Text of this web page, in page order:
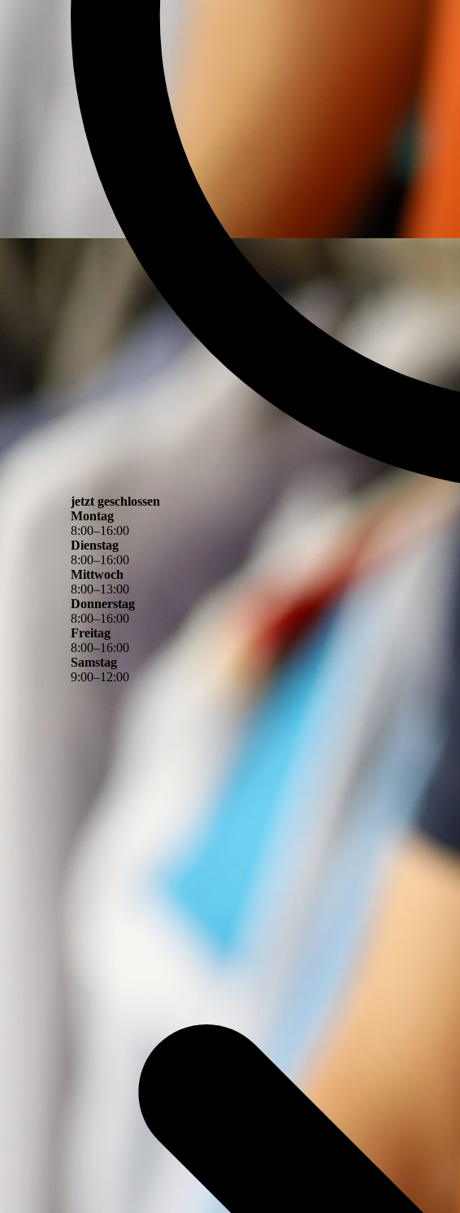
jetzt geschlossen
Montag
8:00–16:00
Dienstag
8:00–16:00
Mittwoch
8:00–13:00
Donnerstag
8:00–16:00
Freitag
8:00–16:00
Samstag
9:00–12:00